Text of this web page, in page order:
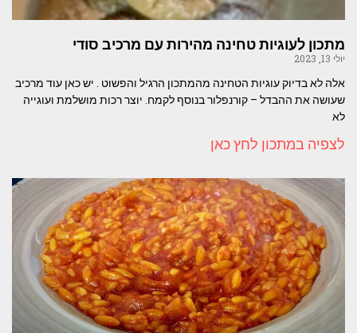
מתכון לעוגיות טחינה מהירות עם מרכיב סודי
יולי 13, 2023
אלה לא בדיוק עוגיות הטחינה מהמתכון הרגיל והפשוט . יש כאן עוד מרכיב
שעושה את ההבדל – קורנפלור בנוסף לקמח. יוצר רכות מושלמת ועוגייה
לא
לצפיה במתכון לחץ כאן